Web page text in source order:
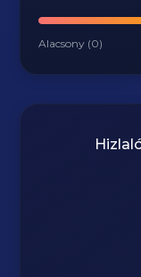
Alacsony (0)